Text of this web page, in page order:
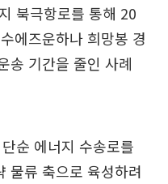
북극항로를 통해 20
에즈운하나 희망봉 경
송 기간을 줄인 사례
순 에너지 수송로를
물류 축으로 육성하려